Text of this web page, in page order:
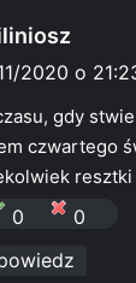
i
z
e
2020 o
gdy
czwartego
0
0